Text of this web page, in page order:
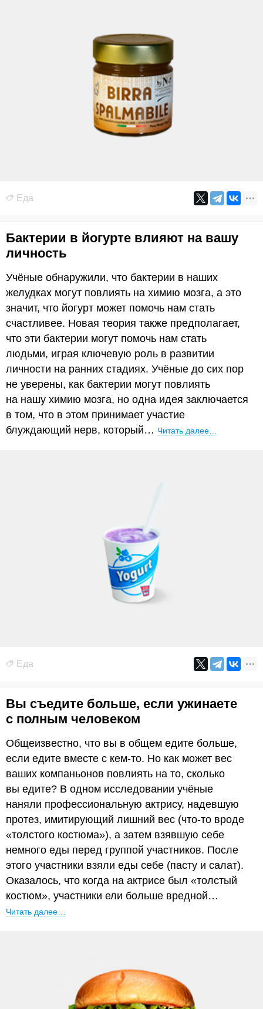
Еда
Бактерии в йогурте влияют на вашу
личность
Учёные обнаружили, что бактерии в наших
желудках могут повлиять на химию мозга, а это
значит, что йогурт может помочь нам стать
счастливее. Новая теория также предполагает,
что эти бактерии могут помочь нам стать
людьми, играя ключевую роль в развитии
личности на ранних стадиях. Учёные до сих пор
не уверены, как бактерии могут повлиять
на нашу химию мозга, но одна идея заключается
в том, что в этом принимает участие
блуждающий нерв, который… Читать далее…
Еда
Вы съедите больше, если ужинаете
с полным человеком
Общеизвестно, что вы в общем едите больше,
если едите вместе с кем-то. Но как может вес
ваших компаньонов повлиять на то, сколько
вы едите? В одном исследовании учёные
наняли профессиональную актрису, надевшую
протез, имитирующий лишний вес (что-то вроде
«толстого костюма»), а затем взявшую себе
немного еды перед группой участников. После
этого участники взяли еды себе (пасту и салат).
Оказалось, что когда на актрисе был «толстый
костюм», участники ели больше вредной…
Читать далее…